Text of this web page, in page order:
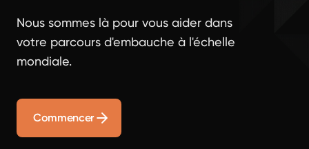
Nous sommes là pour vous aider dans
votre parcours d'embauche à l'échelle
mondiale.
Commencer